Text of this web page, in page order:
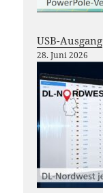
USB-Ausgang
28. Juni 2026